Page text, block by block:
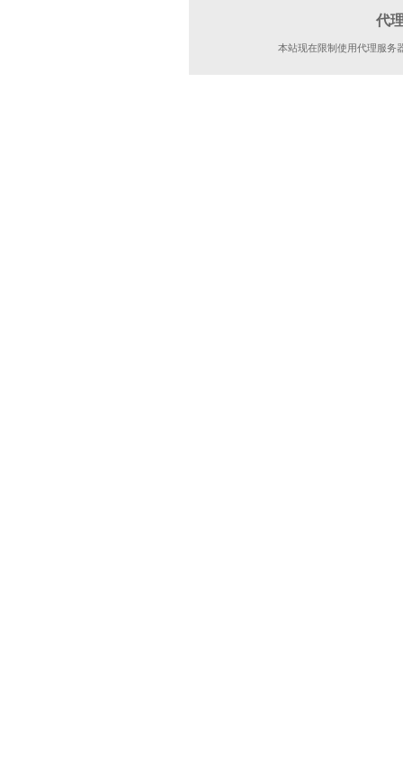
代
本站现在限制使用代理服务